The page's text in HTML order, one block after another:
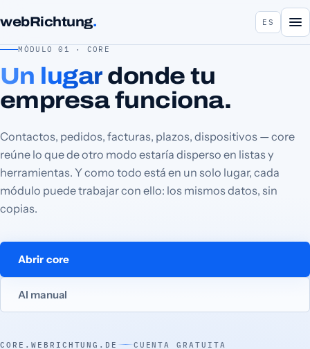
webRichtung. ES
MÓDULO 01 · CORE
Un lugardonde tu
empresa funciona.
Contactos, pedidos, facturas, plazos, dispositivos — core
reúne lo que de otro modo estaría disperso en listas y
herramientas. Y como todo está en un solo lugar, cada
módulo puede trabajar con ello: los mismos datos, sin
copias.
Abrir core
Al manual
CORE.WEBRICHTUNG.DE
CUENTA GRATUITA